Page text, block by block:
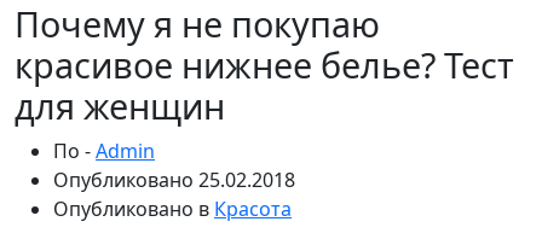
Почему я не покупаю
красивое нижнее белье? Тест
для женщин
По -Admin
Опубликовано 25.02.2018
Опубликовано в Красота